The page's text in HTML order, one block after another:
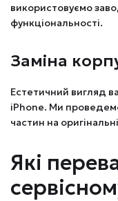
використовуємо
функціональності.
Заміна
Естетичний вигляд
iPhone. Ми
частин на
Які